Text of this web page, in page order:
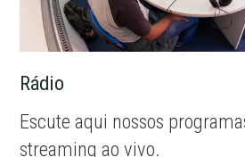
Rádio
Escute aqui nossos
streaming ao vivo.